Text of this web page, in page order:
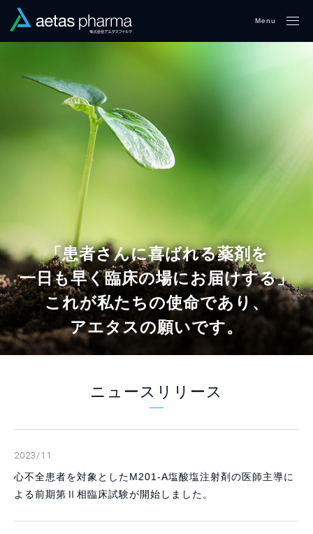
「患者さんに喜ばれる薬剤を
一日も早く臨床の場にお届けする」
これが私たちの使命であり、
アエタスの願いです。
ニュースリリース
2023/11
心不全患者を対象としたM201-A塩酸塩注射剤の医師主導に
よる前期第Ⅱ相臨床試験が開始しました。